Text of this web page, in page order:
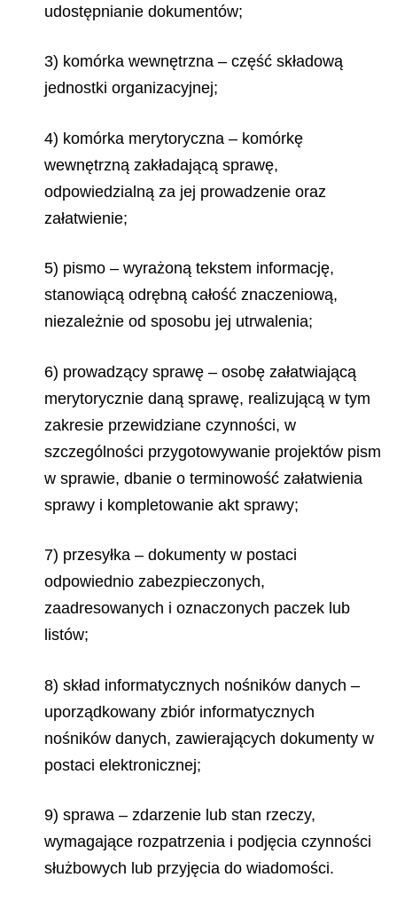
udostępnianie dokumentów;
3) komórka wewnętrzna – część składową
jednostki organizacyjnej;
4) komórka merytoryczna – komórkę
wewnętrzną zakładającą sprawę,
odpowiedzialną za jej prowadzenie oraz
załatwienie;
5) pismo – wyrażoną tekstem informację,
stanowiącą odrębną całość znaczeniową,
niezależnie od sposobu jej utrwalenia;
6) prowadzący sprawę – osobę załatwiającą
merytorycznie daną sprawę, realizującą w tym
zakresie przewidziane czynności, w
szczególności przygotowywanie projektów pism
w sprawie, dbanie o terminowość załatwienia
sprawy i kompletowanie akt sprawy;
7) przesyłka – dokumenty w postaci
odpowiednio zabezpieczonych,
zaadresowanych i oznaczonych paczek lub
listów;
8) skład informatycznych nośników danych –
uporządkowany zbiór informatycznych
nośników danych, zawierających dokumenty w
postaci elektronicznej;
9) sprawa – zdarzenie lub stan rzeczy,
wymagające rozpatrzenia i podjęcia czynności
służbowych lub przyjęcia do wiadomości.